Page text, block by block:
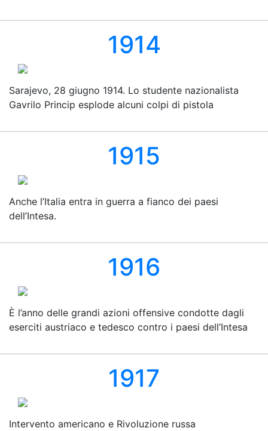
1914
Sarajevo, 28 giugno 1914. Lo studente nazionalista
Gavrilo Princip esplode alcuni colpi di pistola
1915
Anche l’Italia entra in guerra a fianco dei paesi
dell’Intesa.
1916
È l’anno delle grandi azioni offensive condotte dagli
eserciti austriaco e tedesco contro i paesi dell’Intesa
1917
Intervento americano e Rivoluzione russa